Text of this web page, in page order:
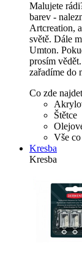
Malujete
barev -
Artcreation,
světě. Dále
Umton.
prosím
zařadíme do
Co zde
Štětce
Vše
Kresba
Kresba